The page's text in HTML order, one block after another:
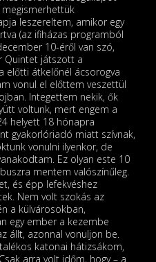
leszereltem, amikor egy
(az ifiházas programból
10-éről van szó,
Quintet játszott a
előtti átkelőnél ácsorogva
vonul el előttem veszettül
Integettem nekik, ők
voltunk, mert engem a
helyett 18 hónapra
gyakorlóriadó miatt szívnak,
vonulni ilyenkor, de
Ez olyan este 10
mentem valószínűleg.
és épp lefekvéshez
Nem volt szokás az
a külvárosokban,
egy ember a kezembe
állt, azonnal vonuljon be.
katonai hátizsákom,
arra volt időm, hogy – a